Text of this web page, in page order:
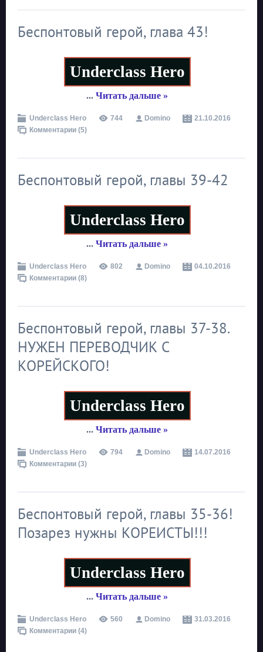
Беспонтовый герой, глава 43!
Underclass Hero
... Читать дальше »
Underclass Hero 744 Domino
21.10.2016
Комментарии (5)
Беспонтовый герой, главы 39-42
Underclass Hero
... Читать дальше »
Underclass Hero 802 Domino
04.10.2016
Комментарии (8)
Беспонтовый герой, главы 37-38.
НУЖЕН ПЕРЕВОДЧИК С
КОРЕЙСКОГО!
Underclass Hero
... Читать дальше »
Underclass Hero 794 Domino
14.07.2016
Комментарии (3)
Беспонтовый герой, главы 35-36!
Позарез нужны КОРЕИСТЫ!!!
Underclass Hero
... Читать дальше »
Underclass Hero 560 Domino
31.03.2016
Комментарии (4)